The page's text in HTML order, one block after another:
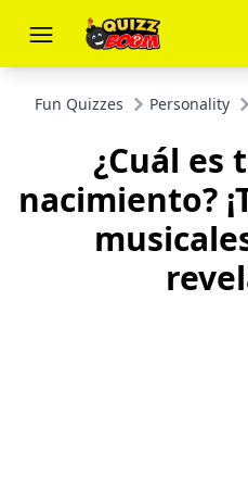
Fun Quizzes Personality
¿Cuál es
nacimiento?